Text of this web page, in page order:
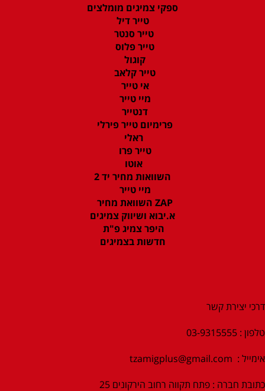
ספקי צמיגים מומלצים
טייר דיל
טייר סנטר
טייר פלוס
קוגול
טייר קלאב
אי טייר
מיי טייר
דנטייר
פרימיום טייר פירלי
ראלי
טייר פרו
אוטו
השוואות מחיר יד 2
מיי טייר
ZAP השוואת מחיר
א.יבוא ושיווק צמיגים
היפר צמיג פ"ת
חדשות בצמיגים
דרכי יצירת קשר
טלפון : 03-9315555
אימייל : tzamigplus@gmail.com
כתובת חברה : פתח תקווה רחוב הירקונים 25